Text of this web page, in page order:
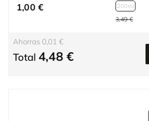
1,00 € 200ml
3,49 €
Ahorras 0,01 €
Total 4,48 €